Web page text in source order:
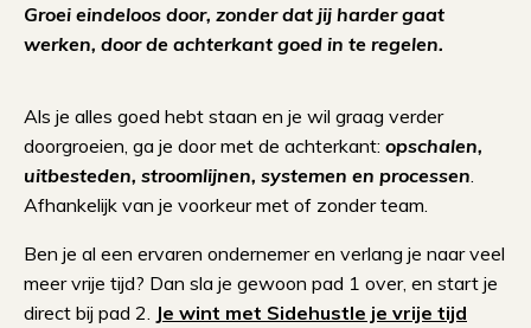
Groei eindeloos door, zonder dat jij harder gaat
werken, door de achterkant goed in te regelen.
Als je alles goed hebt staan en je wil graag verder
doorgroeien, ga je door met de achterkant: opschalen,
uitbesteden, stroomlijnen, systemen en processen
Afhankelijk van je voorkeur met of zonder team.
Ben je al een ervaren ondernemer en verlang je naar veel
meer vrije tijd? Dan sla je gewoon pad 1 over, en start je
direct bij pad 2. Je wint met Sidehustle je vrije tijd